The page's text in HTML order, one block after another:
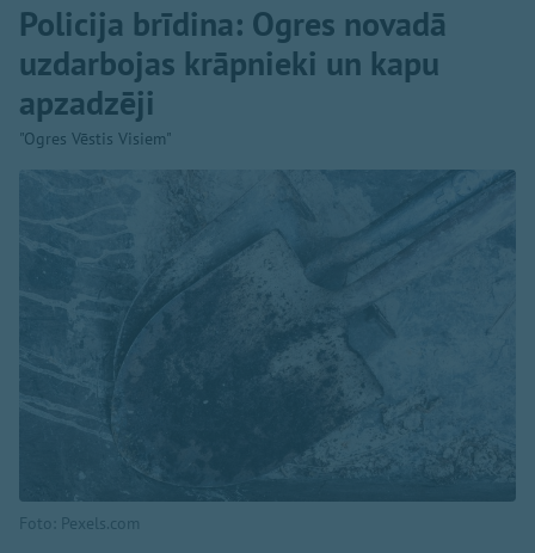
Policija brīdina: Ogres novadā
uzdarbojas krāpnieki un kapu
apzadzēji
"Ogres Vēstis Visiem"
Foto: Pexels.com